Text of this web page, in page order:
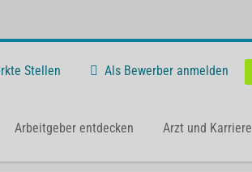
Stellen Als Bewerber anmelden
Arbeitgeber entdecken Arzt und Karriere